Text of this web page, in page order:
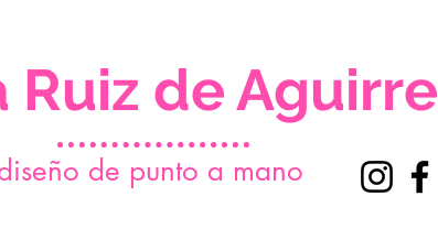
Ruiz de Aguirre
iseño de punto a mano